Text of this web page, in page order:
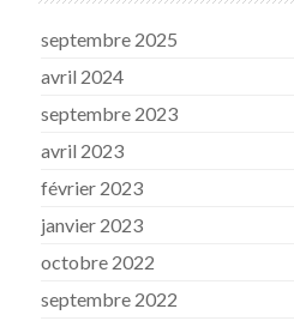
septembre 2025
avril 2024
septembre 2023
avril 2023
février 2023
janvier 2023
octobre 2022
septembre 2022